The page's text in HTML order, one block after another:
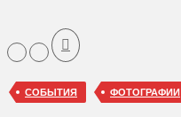
СОБЫТИЯ ФОТОГРАФИИ